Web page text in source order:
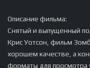
Описание фильма:
Снятый и выпущенный
Крис Уотсон, фильм
хорошем качестве, а
форматы для просмотра